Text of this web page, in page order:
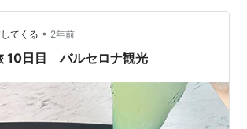
すぐな線を一切使っていないことに気づ
ツゴツ、窓もゆらゆら、バルコニーの鉄
ャ… なのに、なぜか不思議と心地いい。
てくる • 2年前
10日目 バルセロナ観光